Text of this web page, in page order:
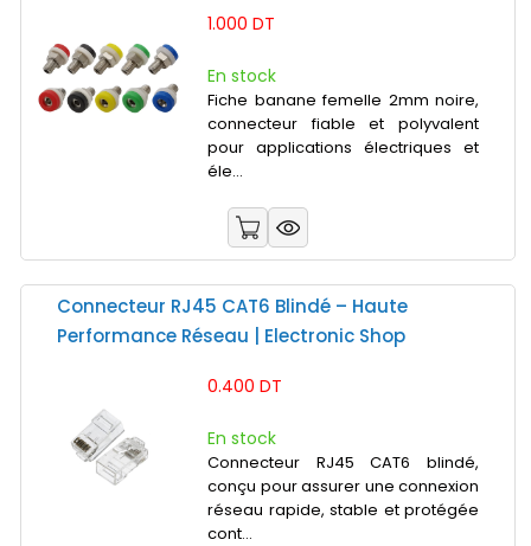
1.000 DT
En stock
Fiche banane femelle 2mm noire,
connecteur fiable et polyvalent
pour applications électriques et
éle...
Connecteur RJ45 CAT6 Blindé – Haute
Performance Réseau | Electronic Shop
0.400 DT
En stock
Connecteur RJ45 CAT6 blindé,
conçu pour assurer une connexion
réseau rapide, stable et protégée
cont...